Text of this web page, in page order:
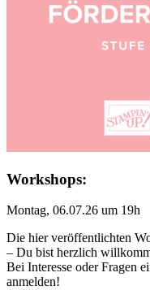
Workshops:
Montag, 06.07.26 um 19h
Die hier veröffentlichten
– Du bist herzlich
Bei Interesse oder Fragen
anmelden!